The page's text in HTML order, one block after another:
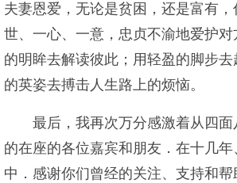
夫妻恩爱，无论是贫困，还是富有
世、一心、一意，忠贞不渝地爱护
的明眸去解读彼此；用轻盈的脚步
的英姿去搏击人生路上的烦恼。
最后，我再次万分感激着从四
的在座的各位嘉宾和朋友．在十几年
中．感谢你们曾经的关注、支持和